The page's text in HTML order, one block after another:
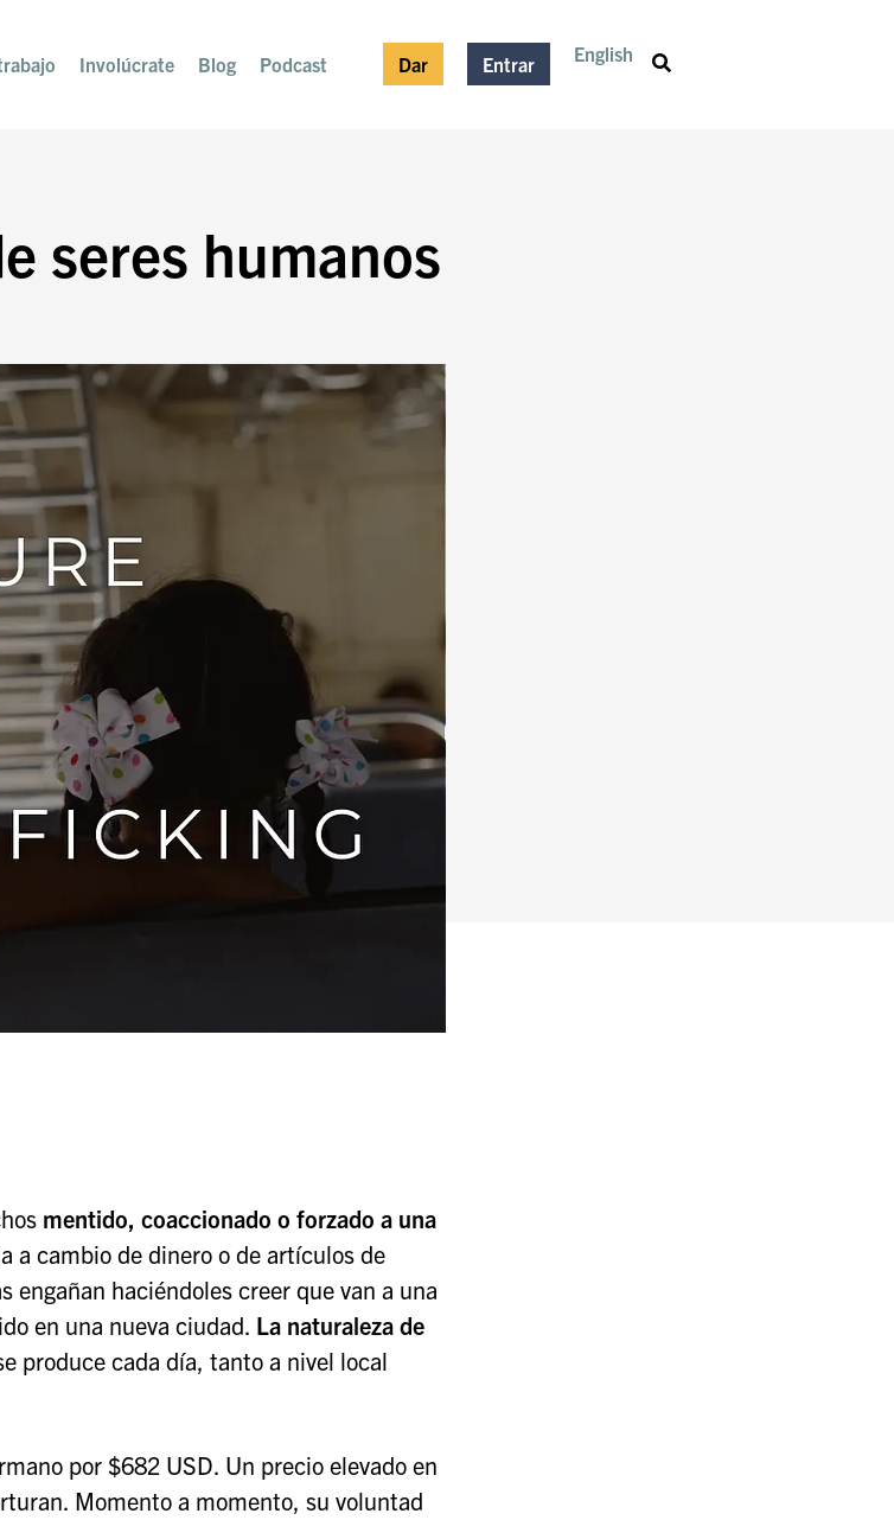
Involúcrate Blog Podcast Dar Entrar English
seres humanos
mentido, coaccionado o forzado a una
a cambio de dinero o de artículos de
engañan haciéndoles creer que van a una
en una nueva ciudad. La naturaleza de
produce cada día, tanto a nivel local
por $682 USD. Un precio elevado en
Momento a momento, su voluntad